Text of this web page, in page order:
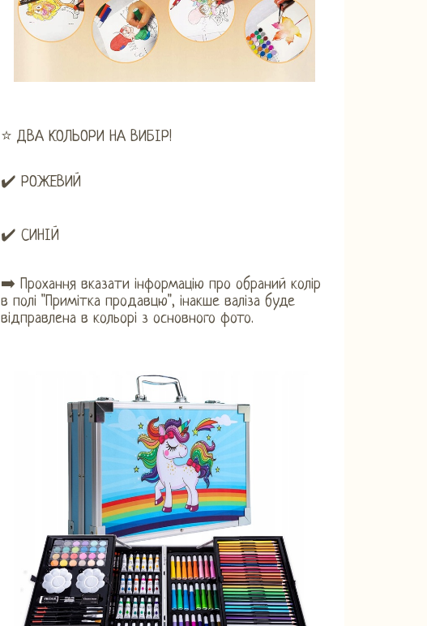
⭐ ДВА КОЛЬОРИ НА ВИБІР!
✔️ РОЖЕВИЙ
✔️ СИНІЙ
➡️ Прохання вказати інформацію про обраний колір
в полі "Примітка продавцю", інакше валіза буде
відправлена ​​в кольорі з основного фото.